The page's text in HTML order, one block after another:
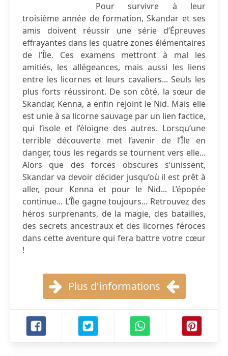
Pour survivre à leur
troisième année de formation, Skandar et ses
amis doivent réussir une série d’Épreuves
effrayantes dans les quatre zones élémentaires
de l’Île. Ces examens mettront à mal les
amitiés, les allégeances, mais aussi les liens
entre les licornes et leurs cavaliers... Seuls les
plus forts réussiront. De son côté, la sœur de
Skandar, Kenna, a enfin rejoint le Nid. Mais elle
est unie à sa licorne sauvage par un lien factice,
qui l’isole et l’éloigne des autres. Lorsqu’une
terrible découverte met l’avenir de l’Île en
danger, tous les regards se tournent vers elle...
Alors que des forces obscures s’unissent,
Skandar va devoir décider jusqu’où il est prêt à
aller, pour Kenna et pour le Nid... L’épopée
continue... L’Île gagne toujours... Retrouvez des
héros surprenants, de la magie, des batailles,
des secrets ancestraux et des licornes féroces
dans cette aventure qui fera battre votre cœur
!
Plus d'informations